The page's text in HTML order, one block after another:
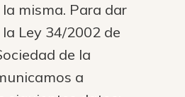
misma. Para dar
Ley 34/2002 de
de la
a